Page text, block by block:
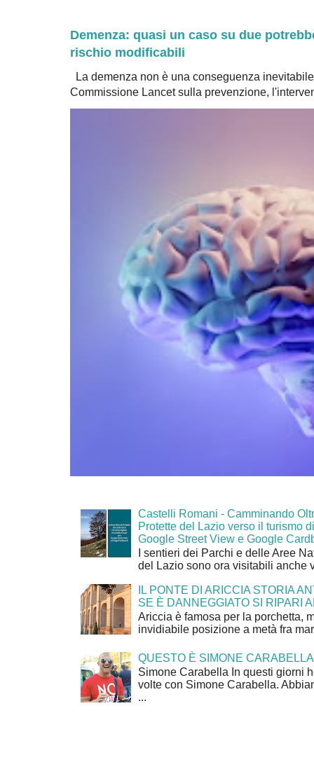
Demenza: quasi un caso su due
rischio modificabili
La demenza non è una conseguenza
Commissione Lancet sulla prevenzione,
Castelli Romani - Camminando
Protette del Lazio verso il turismo
Google Street View e Google
I sentieri dei Parchi e delle Aree
del Lazio sono ora visitabili anche
IL PONTE DI ARICCIA STORIA
SE È DANNEGGIATO SI RIPARI
Ariccia è famosa per la porchetta,
invidiabile posizione a metà fra
QUESTO È SIMONE CARABELLA
Simone Carabella In questi giorni
volte con Simone Carabella.
...